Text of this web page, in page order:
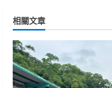
i
n
u
e
相關文章